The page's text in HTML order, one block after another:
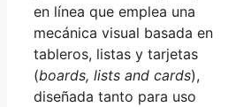
en línea que emplea una
mecánica visual basada en
tableros, listas y tarjetas
(boards, lists and cards),
diseñada tanto para uso